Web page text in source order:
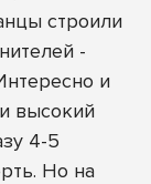
строили
-
и
высокий
4-5
Но на